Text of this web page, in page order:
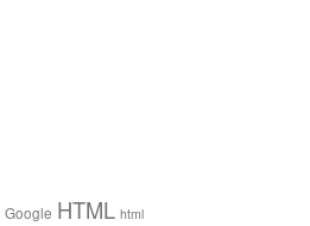
Google HTML html